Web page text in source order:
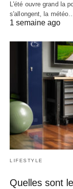
L'été ouvre grand la
s'allongent, la
1 semaine ago
LIFESTYLE
Quelles sont